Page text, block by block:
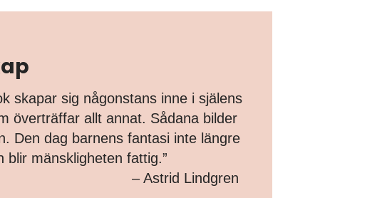
skapar sig någonstans inne i själens
överträffar allt annat. Sådana bilder
Den dag barnens fantasi inte längre
mänskligheten fattig.”
– Astrid Lindgren